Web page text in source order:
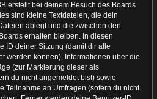
erstellt bei deinem Besuch des Boards
sind kleine Textdateien, die dein
ablegt und die zwischen den
erhalten bleiben. In diesen
ID deiner Sitzung (damit dir alle
werden können), Informationen über die
(zur Markierung dieser als
du nicht angemeldet bist) sowie
Teilnahme an Umfragen (sofern du nicht